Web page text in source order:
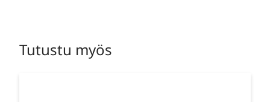
Tutustu myös